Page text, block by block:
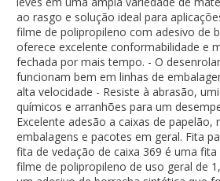
ao rasgo e solução ideal para
filme de polipropileno com adesivo de
oferece excelente conformabilidade e
fechada por mais tempo. - O
funcionam bem em linhas de
alta velocidade - Resiste à abrasão,
químicos e arranhões para um
Excelente adesão a caixas de papelão,
embalagens e pacotes em geral. Fita
fita de vedação de caixa 369 é uma
filme de polipropileno de uso geral de